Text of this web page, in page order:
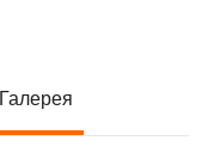
Галерея